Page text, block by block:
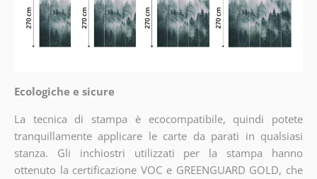
Ecologiche e sicure
La tecnica di stampa è ecocompatibile, quindi potete
tranquillamente applicare le carte da parati in qualsiasi
stanza. Gli inchiostri utilizzati per la stampa hanno
ottenuto la certificazione VOC e GREENGUARD GOLD, che